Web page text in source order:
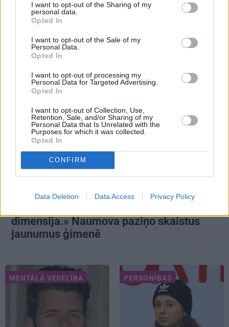
I want to opt-out of the Sharing of my
personal data.
Opted In
I want to opt-out of the Sale of my
Personal Data.
Opted In
I want to opt-out of processing my
Personal Data for Targeted Advertising.
Opted In
I want to opt-out of Collection, Use,
Retention, Sale, and/or Sharing of my
Personal Data that Is Unrelated with the
Purposes for which it was collected.
Opted In
CONFIRM
Data Deletion Data Access Privacy Policy
Influencere Martelly godīgi pasaka, vai
tiešām precējās Gluzunovas kleitā
dimensija.» Naumova paziņo skaistus
jaunumus ģimenē
MENTĀLĀ VESELĪBA PERSONĪBAS